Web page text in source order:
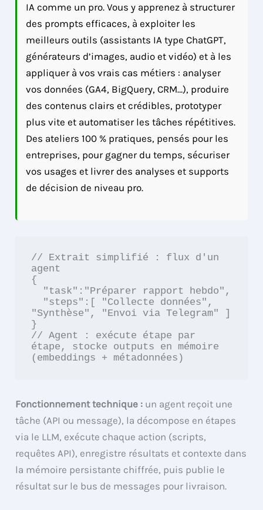
IA comme un pro. Vous y apprenez à structurer
des prompts efficaces, à exploiter les
meilleurs outils (assistants IA type ChatGPT,
générateurs d’images, audio et vidéo) et à les
appliquer à vos vrais cas métiers : analyser
vos données (GA4, BigQuery, CRM…), produire
des contenus clairs et crédibles, prototyper
plus vite et automatiser les tâches répétitives.
Des ateliers 100 % pratiques, pensés pour les
entreprises, pour gagner du temps, sécuriser
vos usages et livrer des analyses et supports
de décision de niveau pro.
// Extrait simplifié : flux d'un
agent
{
"Synthèse", "Envoi via Telegram" ]
}
// Agent : exécute étape par
étape, stocke outputs en mémoire
Fonctionnement technique : un agent reçoit une
tâche (API ou message), la décompose en étapes
via le LLM, exécute chaque action (scripts,
requêtes API), enregistre résultats et contexte dans
la mémoire persistante chiffrée, puis publie le
résultat sur le bus de messages pour livraison.